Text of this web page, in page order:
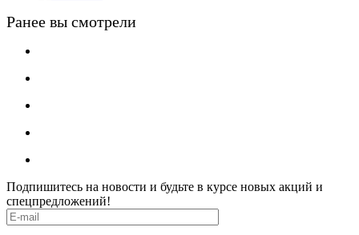
Ранее вы смотрели
Подпишитесь на новости и будьте в курсе новых акций и
спецпредложений!